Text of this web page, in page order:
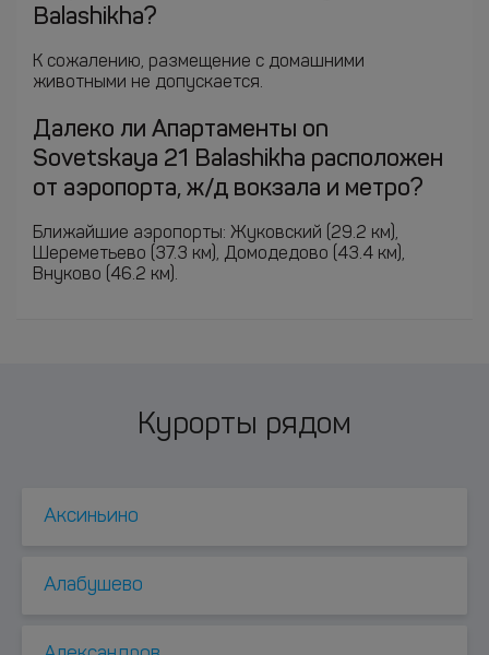
Balashikha?
К сожалению, размещение с домашними
животными не допускается.
Далеко ли Апартаменты on
Sovetskaya 21 Balashikha расположен
от аэропорта, ж/д вокзала и метро?
Ближайшие аэропорты: Жуковский (29.2 км),
Шереметьево (37.3 км), Домодедово (43.4 км),
Внуково (46.2 км).
Курорты рядом
Аксиньино
Алабушево